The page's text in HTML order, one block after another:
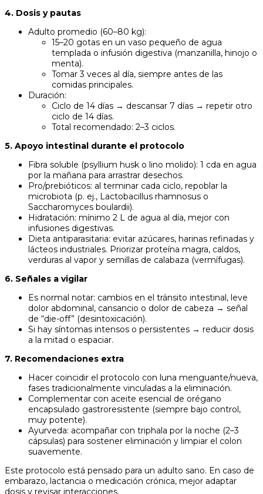
4. Dosis y pautas
Adulto promedio (60–80 kg):
15–20 gotas en un vaso pequeño de agua
templada o infusión digestiva (manzanilla, hinojo o
menta).
Tomar 3 veces al día, siempre antes de las
comidas principales.
Duración:
Ciclo de 14 días → descansar 7 días → repetir otro
ciclo de 14 días.
Total recomendado: 2–3 ciclos.
5. Apoyo intestinal durante el protocolo
Fibra soluble (psyllium husk o lino molido): 1 cda en agua
por la mañana para arrastrar desechos.
Pro/prebióticos: al terminar cada ciclo, repoblar la
microbiota (p. ej., Lactobacillus rhamnosus o
Saccharomyces boulardii).
Hidratación: mínimo 2 L de agua al día, mejor con
infusiones digestivas.
Dieta antiparasitaria: evitar azúcares, harinas refinadas y
lácteos industriales. Priorizar proteína magra, caldos,
verduras al vapor y semillas de calabaza (vermífugas).
6. Señales a vigilar
Es normal notar: cambios en el tránsito intestinal, leve
dolor abdominal, cansancio o dolor de cabeza → señal
de “die-off” (desintoxicación).
Si hay síntomas intensos o persistentes → reducir dosis
a la mitad o espaciar.
7. Recomendaciones extra
Hacer coincidir el protocolo con luna menguante/nueva,
fases tradicionalmente vinculadas a la eliminación.
Complementar con aceite esencial de orégano
encapsulado gastroresistente (siempre bajo control,
muy potente).
Ayurveda: acompañar con triphala por la noche (2–3
cápsulas) para sostener eliminación y limpiar el colon
suavemente.
Este protocolo está pensado para un adulto sano. En caso de
embarazo, lactancia o medicación crónica, mejor adaptar
dosis y revisar interacciones.